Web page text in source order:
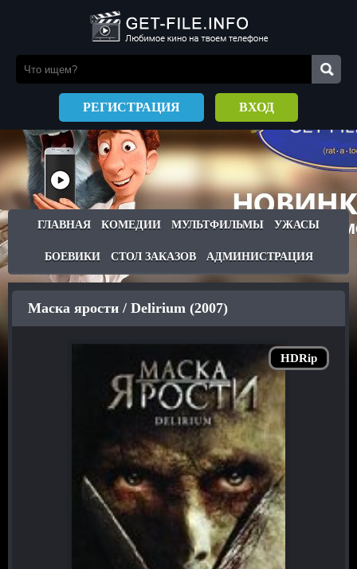
РЕГИСТРАЦИЯ ВХОД
ГЛАВНАЯ КОМЕДИИ МУЛЬТФИЛЬМЫ УЖАСЫ
БОЕВИКИ СТОЛ ЗАКАЗОВ АДМИНИСТРАЦИЯ
HDRip
Маска ярости / Delirium (2007)